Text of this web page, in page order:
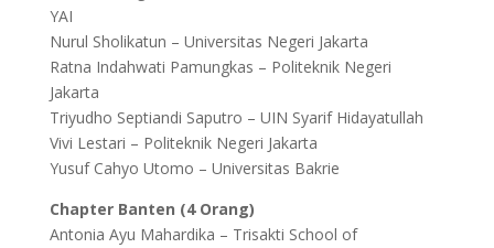
YAI
Nurul Sholikatun – Universitas Negeri Jakarta
Ratna Indahwati Pamungkas – Politeknik Negeri
Jakarta
Triyudho Septiandi Saputro – UIN Syarif Hidayatullah
Vivi Lestari – Politeknik Negeri Jakarta
Yusuf Cahyo Utomo – Universitas Bakrie
Chapter Banten (4 Orang)
Antonia Ayu Mahardika – Trisakti School of